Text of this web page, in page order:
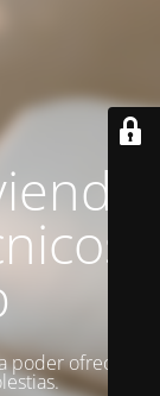
ofrecer un